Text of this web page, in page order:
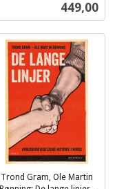
Pris
449,00
Trond Gram, Ole Martin